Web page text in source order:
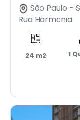
São Paulo -
Rua Harmonia
24 m2 1